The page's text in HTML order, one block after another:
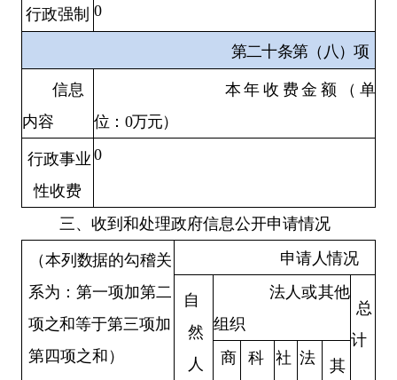
行政强制 0
第二十条第（八）项
信息
内容
本年收费金额（单
位：0万元）
行政事业
性收费
0
三、收到和处理政府信息公开申请情况
（本列数据的勾稽关
系为：第一项加第二
项之和等于第三项加
第四项之和）
申请人情况
自
然
人
法人或其他
组织
总
计
商
科
社 法
其